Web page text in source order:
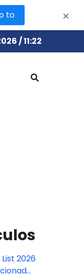
/ 11:22
2026
to